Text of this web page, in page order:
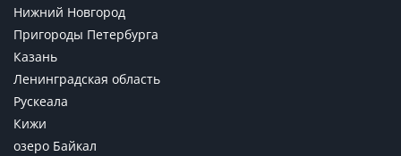
Нижний Новгород
Пригороды Петербурга
Казань
Ленинградская область
Рускеала
Кижи
озеро Байкал